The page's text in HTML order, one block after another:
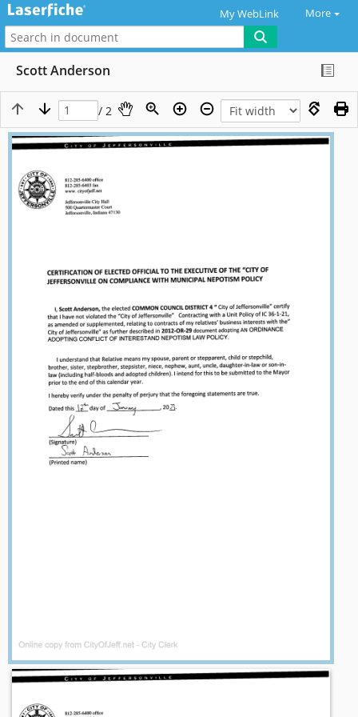
My WebLink More
Scott Anderson
/ 2